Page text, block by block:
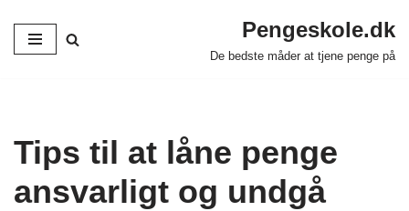
Spring
Pengeskole.dk
De bedste måder at tjene penge på
Tips til at låne penge
ansvarligt og undgå